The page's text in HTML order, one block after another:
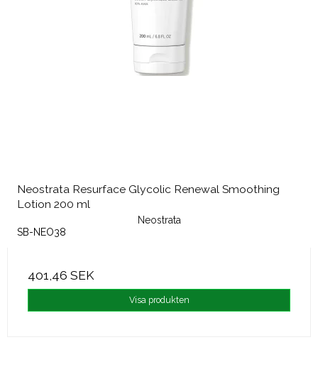
Neostrata Resurface Glycolic Renewal Smoothing
Lotion 200 ml
Neostrata
SB-NEO38
401,46 SEK
Visa produkten